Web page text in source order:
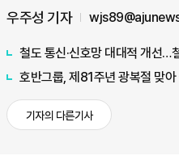
우주성 기자
철도 통신·신호망 대대적 개선…
호반그룹, 제81주년 광복절 맞
기자의 다른기사